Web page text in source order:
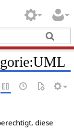
diese